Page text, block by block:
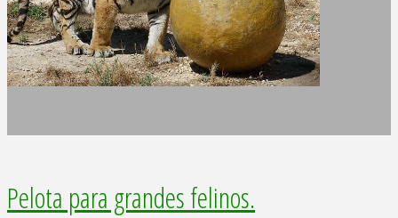
Pelota para grandes felinos.